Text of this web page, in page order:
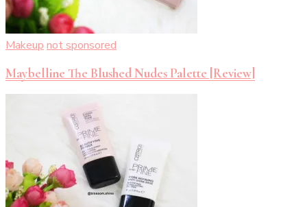
Makeupnot sponsored
Maybelline The Blushed Nudes Palette [Review]